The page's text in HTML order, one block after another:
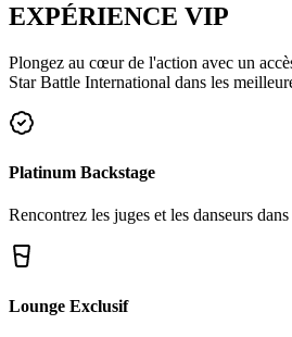
EXPÉRIENCE VIP
Plongez au cœur de l'action avec un
Star Battle International dans les
Platinum Backstage
Rencontrez les juges et les danseurs
Lounge Exclusif